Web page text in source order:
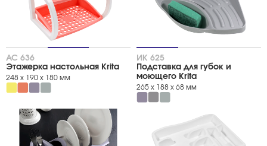
серия "KRITA"
серия "MAGIC"
серия "PRESTIGE"
серия "RONDO"
Тип товара
Вешалки
Подставки для ложек
Полки и подставки для моющих средств
Полки навесные
Сушилки кухонные
Этажерки
АС 636
Этажерка настольная Krita
248 х 190 х 180 мм
ИК 625
Подставка для губок и
моющего Krita
265 х 188 х 68 мм